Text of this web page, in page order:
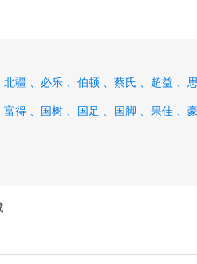
北疆 、 必乐 、 伯顿 、 蔡氏 、 超益 、
富得 、 国树 、 国足 、 国脚 、 果佳 、